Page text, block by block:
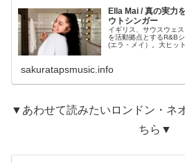
Ella Mai / 真の実力
ウトシンガー
イギリス、サウスウェ
を活動拠点とするR&B
(エラ・メイ）。大ヒッ
sakuratapsmusic.info
▼あわせて読みたいロンドン・ネ
ちら▼